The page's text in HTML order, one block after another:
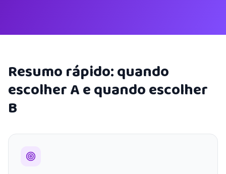
Resumo rápido: quando
escolher A e quando escolher
B